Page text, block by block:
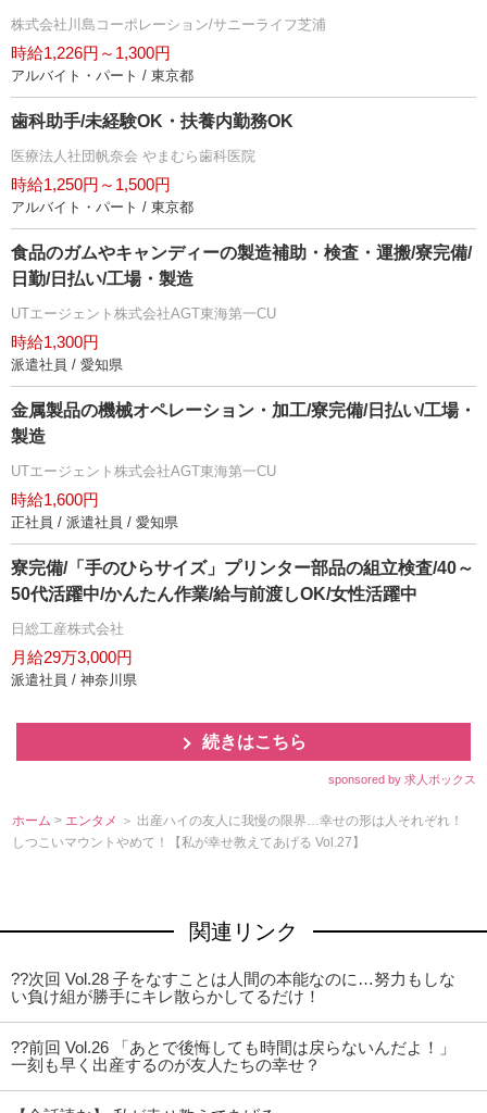
株式会社川島コーポレーション/サニーライフ芝浦
時給1,226円～1,300円
アルバイト・パート / 東京都
歯科助手/未経験OK・扶養内勤務OK
医療法人社団帆奈会 やまむら歯科医院
時給1,250円～1,500円
アルバイト・パート / 東京都
食品のガムやキャンディーの製造補助・検査・運搬/寮完備/
日勤/日払い/工場・製造
UTエージェント株式会社AGT東海第一CU
時給1,300円
派遣社員 / 愛知県
金属製品の機械オペレーション・加工/寮完備/日払い/工場・
製造
UTエージェント株式会社AGT東海第一CU
時給1,600円
正社員 / 派遣社員 / 愛知県
寮完備/「手のひらサイズ」プリンター部品の組立検査/40～
50代活躍中/かんたん作業/給与前渡しOK/女性活躍中
日総工産株式会社
月給29万3,000円
派遣社員 / 神奈川県
続きはこちら
sponsored by 求人ボックス
ホーム > エンタメ ＞ 出産ハイの友人に我慢の限界…幸せの形は人それぞれ！
しつこいマウントやめて！【私が幸せ教えてあげる Vol.27】
関連リンク
??次回 Vol.28 子をなすことは人間の本能なのに…努力もしな
い負け組が勝手にキレ散らかしてるだけ！
??前回 Vol.26 「あとで後悔しても時間は戻らないんだよ！」
一刻も早く出産するのが友人たちの幸せ？